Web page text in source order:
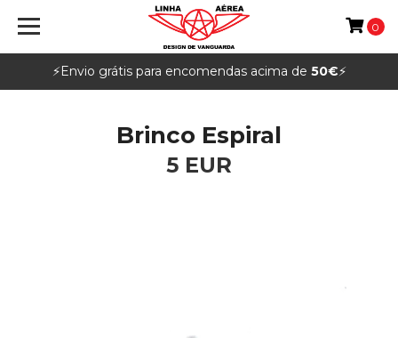
⚡️Envio grátis para encomendas acima de 50€⚡️
0
Brinco Espiral
5 EUR